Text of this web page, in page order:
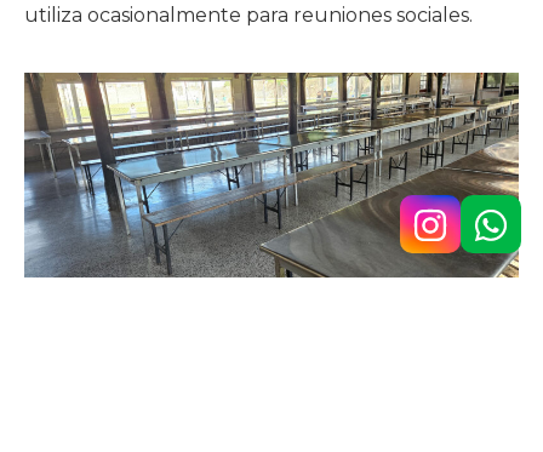
utiliza ocasionalmente para reuniones sociales.